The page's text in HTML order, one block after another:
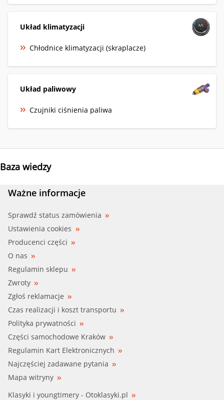
Układ klimatyzacji
Chłodnice klimatyzacji (skraplacze)
Układ paliwowy
Czujniki ciśnienia paliwa
Baza wiedzy
Ważne informacje
Sprawdź status zamówienia
Ustawienia cookies
Producenci części
O nas
Regulamin sklepu
Zwroty
Zgłoś reklamacje
Czas realizacji i koszt transportu
Polityka prywatności
Części samochodowe Kraków
Regulamin Kart Elektronicznych
Najczęściej zadawane pytania
Mapa witryny
Klasyki i youngtimery - Otoklasyki.pl